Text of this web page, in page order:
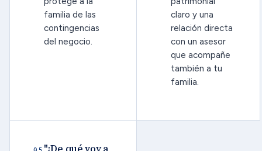
familia de las
contingencias
del negocio.
claro y una
relación directa
con un asesor
que acompañe
también a tu
familia.